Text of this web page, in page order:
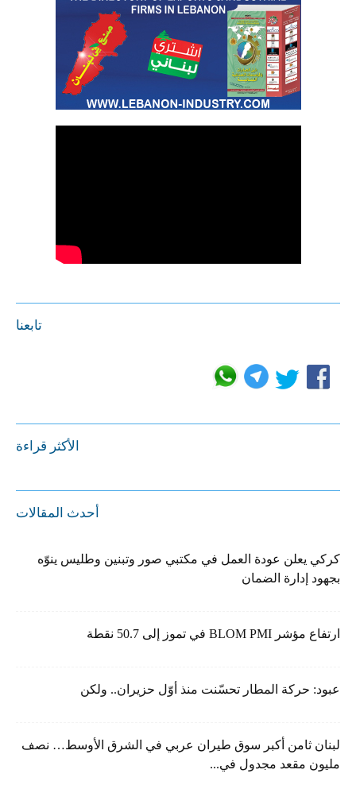
تابعنا
الأكثر قراءة
أحدث المقالات
كركي يعلن عودة العمل في مكتبي صور وتبنين وطليس ينوّه
بجهود إدارة الضمان
ارتفاع مؤشر BLOM PMI في تموز إلى 50.7 نقطة
عبود: حركة المطار تحسّنت منذ أوّل حزيران.. ولكن
لبنان ثامن أكبر سوق طيران عربي في الشرق الأوسط… نصف
مليون مقعد مجدول في...